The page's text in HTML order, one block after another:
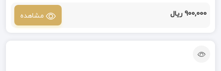
900,000 ریال مشاهده